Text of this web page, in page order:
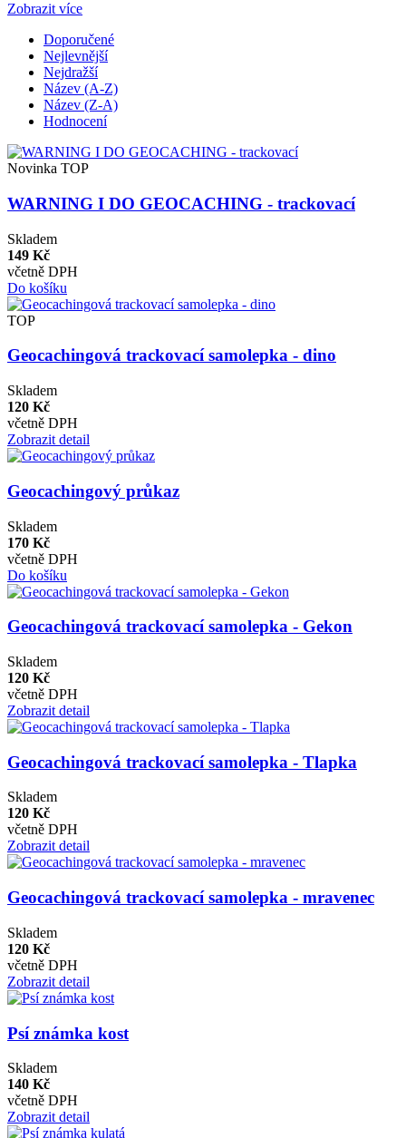
Zobrazit více
Doporučené
Nejlevnější
Nejdražší
Název (A-Z)
Název (Z-A)
Hodnocení
Novinka TOP
WARNING I DO GEOCACHING - trackovací
Skladem
149 Kč
včetně DPH
Do košíku
TOP
Geocachingová trackovací samolepka - dino
Skladem
120 Kč
včetně DPH
Zobrazit detail
Geocachingový průkaz
Skladem
170 Kč
včetně DPH
Do košíku
Geocachingová trackovací samolepka - Gekon
Skladem
120 Kč
včetně DPH
Zobrazit detail
Geocachingová trackovací samolepka - Tlapka
Skladem
120 Kč
včetně DPH
Zobrazit detail
Geocachingová trackovací samolepka - mravenec
Skladem
120 Kč
včetně DPH
Zobrazit detail
Psí známka kost
Skladem
140 Kč
včetně DPH
Zobrazit detail